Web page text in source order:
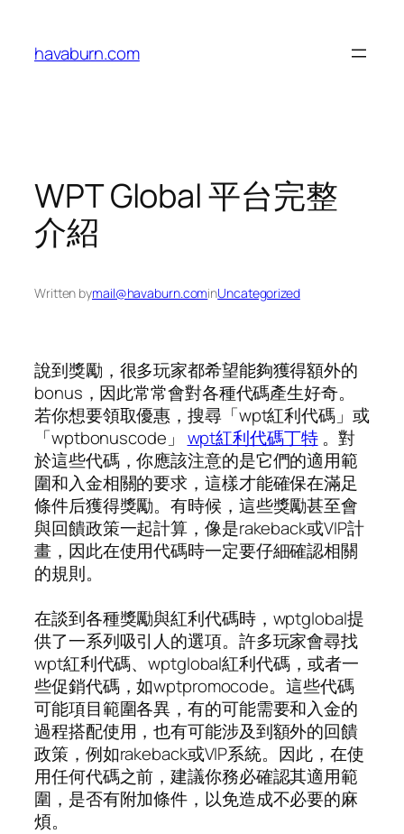
content
havaburn.com
WPT Global 平台完整
介紹
Written bymail@havaburn.cominUncategorized
說到獎勵，很多玩家都希望能夠獲得額外的
bonus，因此常常會對各種代碼產生好奇。
若你想要領取優惠，搜尋「wpt紅利代碼」或
「wptbonuscode」 wpt紅利代碼丁特。對
於這些代碼，你應該注意的是它們的適用範
圍和入金相關的要求，這樣才能確保在滿足
條件后獲得獎勵。有時候，這些獎勵甚至會
與回饋政策一起計算，像是rakeback或VIP計
畫，因此在使用代碼時一定要仔細確認相關
的規則。
在談到各種獎勵與紅利代碼時，wptglobal提
供了一系列吸引人的選項。許多玩家會尋找
wpt紅利代碼、wptglobal紅利代碼，或者一
些促銷代碼，如wptpromocode。這些代碼
可能項目範圍各異，有的可能需要和入金的
過程搭配使用，也有可能涉及到額外的回饋
政策，例如rakeback或VIP系統。因此，在使
用任何代碼之前，建議你務必確認其適用範
圍，是否有附加條件，以免造成不必要的麻
煩。